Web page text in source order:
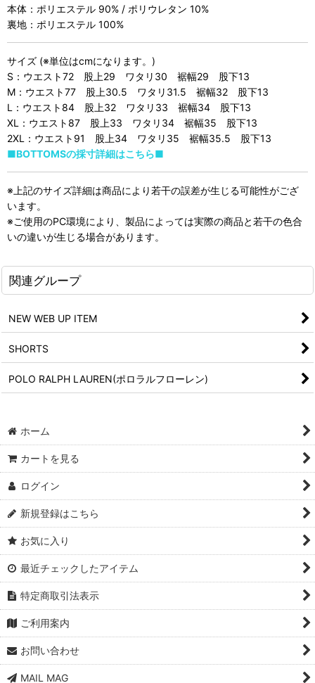
本体：ポリエステル 90% / ポリウレタン 10%
裏地：ポリエステル 100%
サイズ (※単位はcmになります。)
S：ウエスト72 股上29 ワタリ30 裾幅29 股下13
M：ウエスト77 股上30.5 ワタリ31.5 裾幅32 股下13
L：ウエスト84 股上32 ワタリ33 裾幅34 股下13
XL：ウエスト87 股上33 ワタリ34 裾幅35 股下13
2XL：ウエスト91 股上34 ワタリ35 裾幅35.5 股下13
■BOTTOMSの採寸詳細はこちら■
※上記のサイズ詳細は商品により若干の誤差が生じる可能性がござ
います。
※ご使用のPC環境により、製品によっては実際の商品と若干の色合
いの違いが生じる場合があります。
関連グループ
NEW WEB UP ITEM
SHORTS
POLO RALPH LAUREN(ポロラルフローレン)
ホーム
カートを見る
ログイン
新規登録はこちら
お気に入り
最近チェックしたアイテム
特定商取引法表示
ご利用案内
お問い合わせ
MAIL MAG